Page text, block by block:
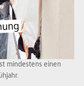
mindestens einen